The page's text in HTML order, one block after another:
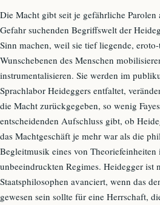
Die Macht gibt seit je gefährliche
Gefahr suchenden Begriffswelt der
Sinn machen, weil sie tief liegende,
Wunschebenen des Menschen
instrumentalisieren. Sie werden im
Sprachlabor Heideggers entfaltet,
die Macht zurückgegeben, so wenig
entscheidenden Aufschluss gibt, ob
das Machtgeschäft je mehr war als die
Begleitmusik eines von
unbeeindruckten Regimes. Heidegger ist
Staatsphilosophen avanciert, wenn das
gewesen sein sollte für eine Herrschaft,